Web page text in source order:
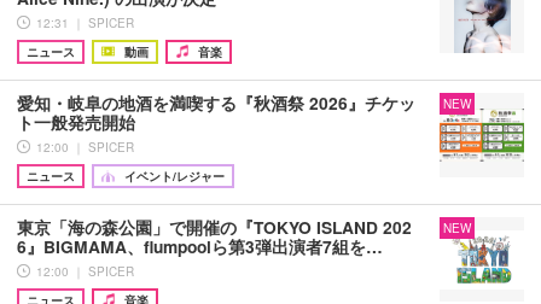
12:31 ｜ SPICER
ニュース
動画 音楽
愛知・岐阜の地酒を満喫する『秋酒祭 2026』チケッ
ト一般発売開始
12:00 ｜ SPICER
ニュース
イベント/レジャー
NEW
東京「海の森公園」で開催の『TOKYO ISLAND 202
6』BIGMAMA、flumpoolら第3弾出演者7組を…
12:00 ｜ SPICER
ニュース
音楽
NEW